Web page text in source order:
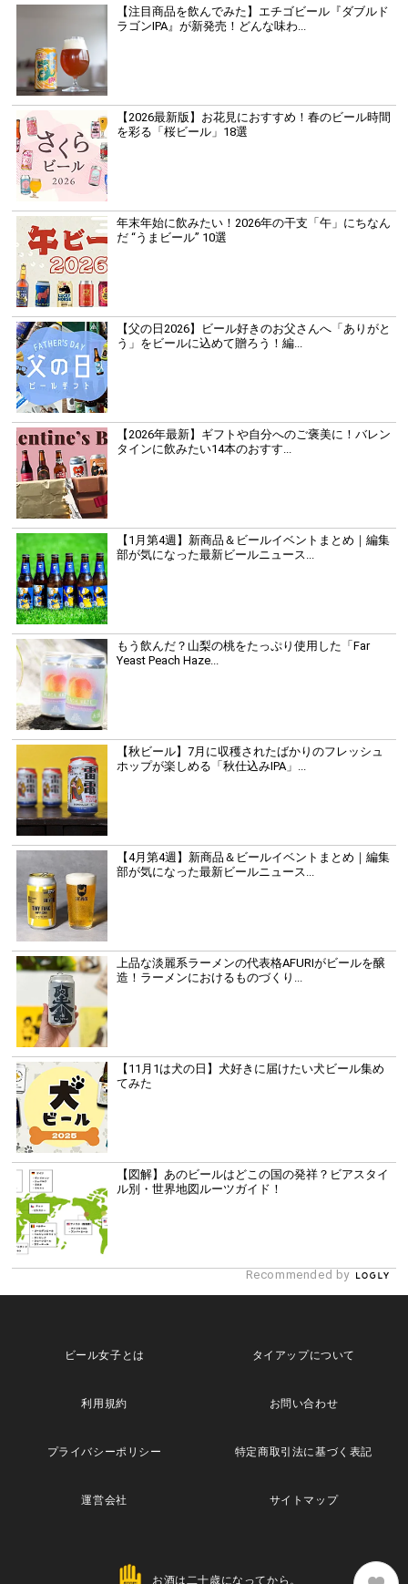
【注目商品を飲んでみた】エチゴビール『ダブルド
ラゴンIPA』が新発売！どんな味わ...
【2026最新版】お花見におすすめ！春のビール時間
を彩る「桜ビール」18選
年末年始に飲みたい！2026年の干支「午」にちなん
だ “うまビール” 10選
【父の日2026】ビール好きのお父さんへ「ありがと
う」をビールに込めて贈ろう！編...
【2026年最新】ギフトや自分へのご褒美に！バレン
タインに飲みたい14本のおすす...
【1月第4週】新商品＆ビールイベントまとめ｜編集
部が気になった最新ビールニュース...
もう飲んだ？山梨の桃をたっぷり使用した「Far
Yeast Peach Haze...
【秋ビール】7月に収穫されたばかりのフレッシュ
ホップが楽しめる「秋仕込みIPA」...
【4月第4週】新商品＆ビールイベントまとめ｜編集
部が気になった最新ビールニュース...
上品な淡麗系ラーメンの代表格AFURIがビールを醸
造！ラーメンにおけるものづくり...
【11月1は犬の日】犬好きに届けたい犬ビール集め
てみた
【図解】あのビールはどこの国の発祥？ビアスタイ
ル別・世界地図ルーツガイド！
Recommended by
ビール女子とは タイアップについて
利用規約 お問い合わせ
プライバシーポリシー 特定商取引法に基づく表記
運営会社 サイトマップ
お酒は二十歳になってから。